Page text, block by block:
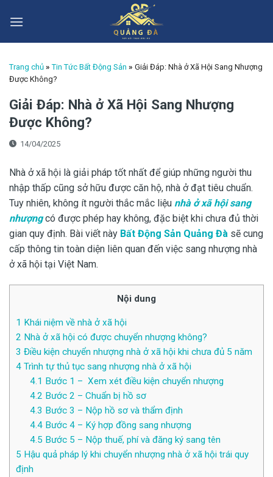
Trang chủ »Tin Tức Bất Động Sản » Giải Đáp: Nhà ở Xã Hội Sang Nhượng
Được Không?
Giải Đáp: Nhà ở Xã Hội Sang Nhượng
Được Không?
14/04/2025
Nhà ở xã hội là giải pháp tốt nhất để giúp những người thu
nhập thấp cũng sở hữu được căn hộ, nhà ở đạt tiêu chuẩn.
Tuy nhiên, không ít người thắc mắc liệu nhà ở xã hội sang
nhượngcó được phép hay không, đặc biệt khi chưa đủ thời
gian quy định. Bài viết này Bất Động Sản Quảng Đà sẽ cung
cấp thông tin toàn diện liên quan đến việc sang nhượng nhà
ở xã hội tại Việt Nam.
Nội dung
1 Khái niệm về nhà ở xã hội
2 Nhà ở xã hội có được chuyển nhượng không?
3 Điều kiện chuyển nhượng nhà ở xã hội khi chưa đủ 5 năm
4 Trình tự thủ tục sang nhượng nhà ở xã hội
4.1 Bước 1 – Xem xét điều kiện chuyển nhượng
4.2 Bước 2 – Chuẩn bị hồ sơ
4.3 Bước 3 – Nộp hồ sơ và thẩm định
4.4Bước 4 – Ký hợp đồng sang nhượng
4.5 Bước 5 – Nộp thuế, phí và đăng ký sang tên
5 Hậu quả pháp lý khi chuyển nhượng nhà ở xã hội trái quy
định